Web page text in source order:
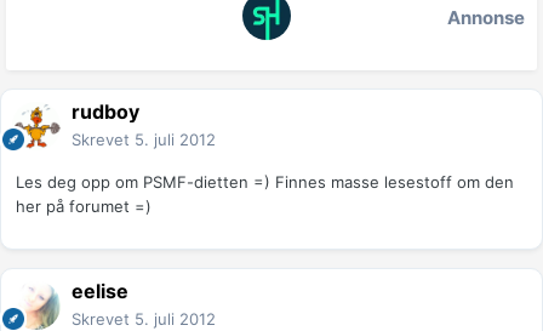
Annonse
rudboy
Skrevet 5. juli 2012
Les deg opp om PSMF-dietten =) Finnes masse lesestoff om den
her på forumet =)
eelise
Skrevet 5. juli 2012